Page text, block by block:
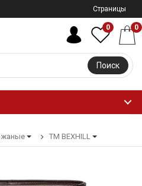
Страницы
Поиск
0 0
ТМ BEXHILL